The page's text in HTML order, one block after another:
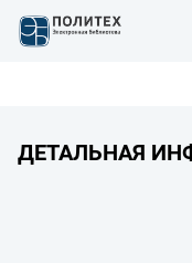
ДЕТАЛЬНАЯ